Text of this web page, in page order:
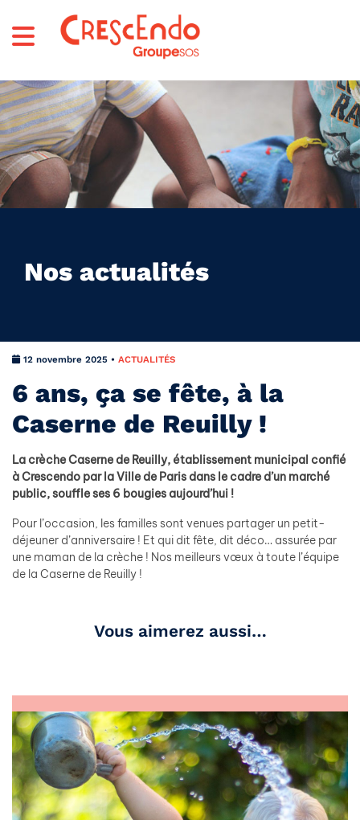
Nos actualités
12 novembre 2025 • ACTUALITÉS
6 ans, ça se fête, à la
Caserne de Reuilly !
La crèche Caserne de Reuilly, établissement municipal confié
à Crescendo par la Ville de Paris dans le cadre d’un marché
public, souffle ses 6 bougies aujourd’hui !
Pour l’occasion, les familles sont venues partager un petit-
déjeuner d’anniversaire ! Et qui dit fête, dit déco… assurée par
une maman de la crèche ! Nos meilleurs vœux à toute l’équipe
de la Caserne de Reuilly !
Vous aimerez aussi…